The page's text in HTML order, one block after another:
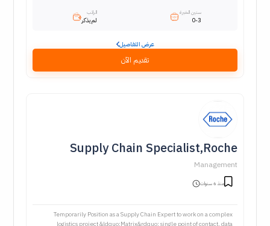
سنين الخبرة
0-3
الراتب
لم يذكر
عرض التفاصيل
تقديم الآن
Supply Chain Specialist,Roche
Management
منذ 6 سنوات
Temporarily Position as a Supply Chain Expert to work on a complex
logistics project &ldquo;Matrix&rdquo; single point of contact, data